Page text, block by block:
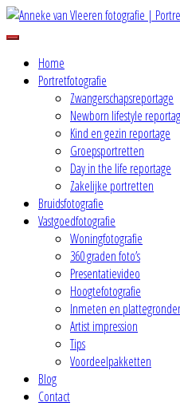
Skip
to
Anneke van
Portret- en
Friesland
Because words are not enough
Home
Portretfotografie
Zwangerschapsreportage
Newborn lifestyle
Kind en gezin reportage
Groepsportretten
Day in the life reportage
Zakelijke portretten
Bruidsfotografie
Vastgoedfotografie
Woningfotografie
360 graden foto’s
Presentatievideo
Hoogtefotografie
Inmeten en
Artist impression
Tips
Voordeelpakketten
Blog
Contact